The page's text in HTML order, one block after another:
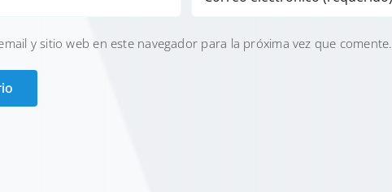
y sitio web en este navegador para la próxima vez que comente.